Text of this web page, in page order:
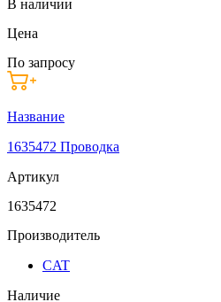
В наличии
Цена
По запросу
Название
1635472 Проводка
Артикул
1635472
Производитель
CAT
Наличие